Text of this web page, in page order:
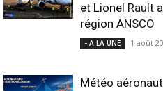
et Lionel Rault
région ANSCO
- A LA UNE 1 août
Météo